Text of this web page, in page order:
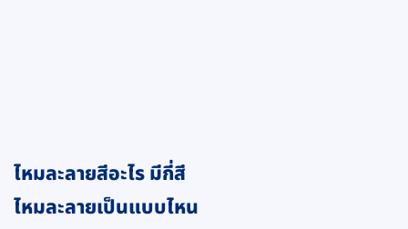
ไหมละลายสีอะไร มีกี่สี
ไหมละลายเป็นแบบไหน